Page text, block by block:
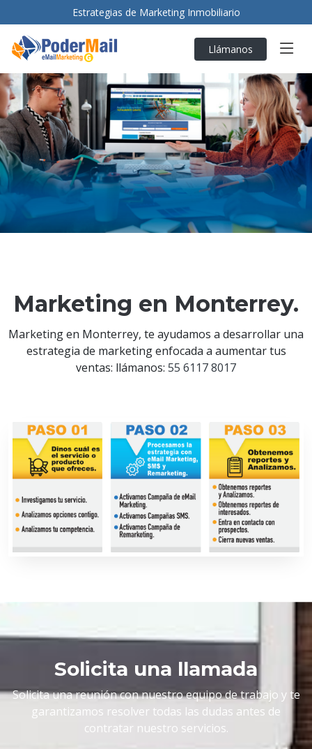
Estrategias de Marketing Inmobiliario
Llámanos
Marketing en Monterrey.
Marketing en Monterrey, te ayudamos a desarrollar una
estrategia de marketing enfocada a aumentar tus
ventas: llámanos: 55 6117 8017
Solicita una llamada
Solicita una reunión con nuestro equipo de trabajo y te
garantizamos resolver todas las dudas antes de
contratar nuestro servicios.